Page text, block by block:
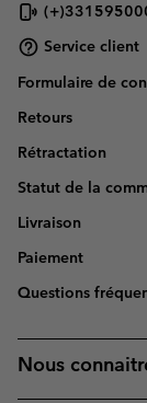
Service client
Formulaire de
Retours
Rétractation
Statut de la
Livraison
Paiement
Questions
Nous